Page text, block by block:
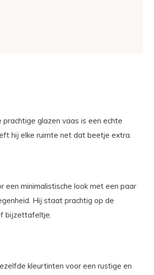
glazen vaas is een echte
hij elke ruimte net dat beetje extra.
minimalistische look met een paar
Hij staat prachtig op de
bijzettafeltje.
kleurtinten voor een rustige en